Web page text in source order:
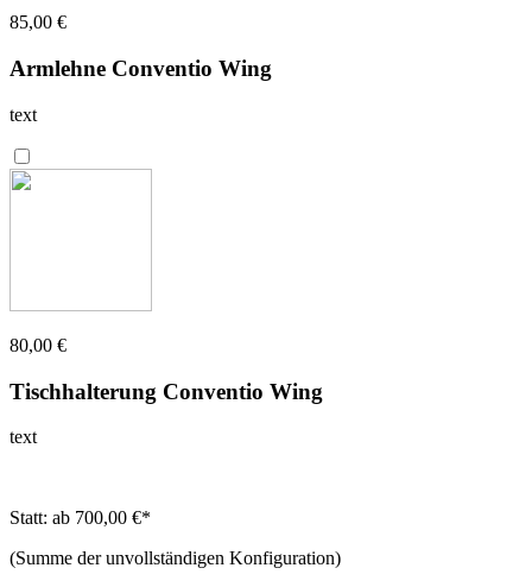
85,00 €
Armlehne Conventio Wing
text
80,00 €
Tischhalterung Conventio Wing
text
Statt: ab 700,00 €*
(Summe der unvollständigen Konfiguration)